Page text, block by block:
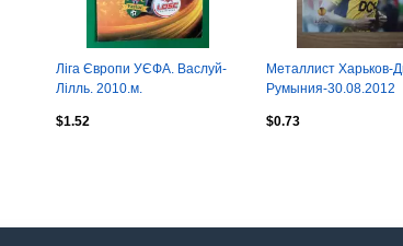
Ліга Європи УЄФА. Васлуй-
Лілль. 2010.м.
$1.52
Металлист Харьков-
Румыния-30.08.2012
$0.73